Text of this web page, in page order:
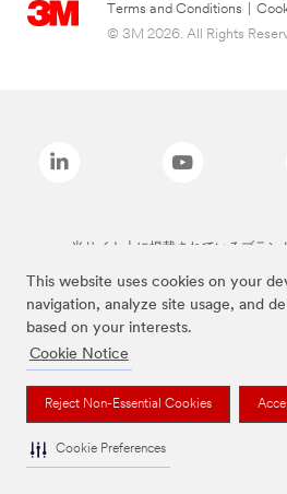
This website uses cookies on your
navigation, analyze site usage, and
based on your interests.
Cookie Notice
Reject Non-Essential Cookies
Cookie Preferences
Terms and Conditions
© 3M 2026. All Rights
当サイト上に掲載されているブラン